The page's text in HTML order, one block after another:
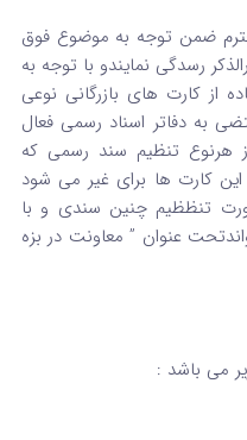
ضمن توجه به موضوع فوق
رسدگی نمایندو با توجه به
از کارت های بازرگانی نوعی
به دفاتر اسناد رسمی فعال
هرنوع تنظیم سند رسمی که
این کارت ها برای غیر می شود
تنظظیم چنین سندی و با
عنوان ” معاونت در بزه
می باشد :